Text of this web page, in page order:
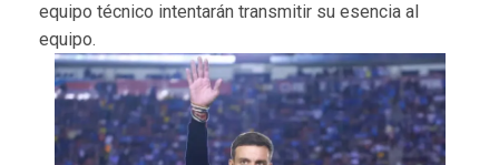
equipo técnico intentarán transmitir su esencia al
equipo.